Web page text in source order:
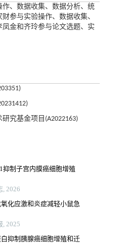
、数据收集、数据分析、统
参与实验操作、数据收集、
金和齐玲参与论文选题、实
究基金项目(A2022163)